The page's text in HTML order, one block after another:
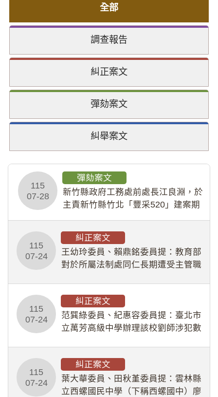
全部
調查報告
糾正案文
彈劾案文
糾舉案文
115
07-28
彈劾案文
新竹縣政府工務處前處長江良淵，於
主責新竹縣竹北「豐采520」建案期
幣1,483萬餘元，並長期收受建商餽
贈；復罔顧公共安全，圖利默許建商
於停工期間
115
07-24
糾正案文
王幼玲委員、賴鼎銘委員提：教育部
對於所屬法制處同仁長期遭受主管職
人員保障法」及「職業安全衛生法」
所定維護公務人員
115
07-24
糾正案文
范巽綠委員、紀惠容委員提：臺北市
立萬芳高級中學辦理該校劉師涉犯數
業把關與糾錯功能，不僅首份調查報
告漏未審酌師生不
115
07-24
糾正案文
葉大華委員、田秋堇委員提：雲林縣
立西螺國民中學（下稱西螺國中）廖